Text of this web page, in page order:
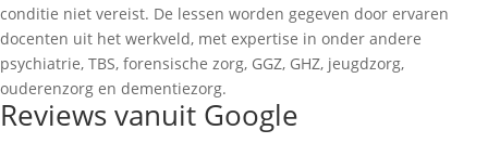
conditie niet vereist. De lessen worden gegeven door ervaren
docenten uit het werkveld, met expertise in onder andere
psychiatrie, TBS, forensische zorg, GGZ, GHZ, jeugdzorg,
ouderenzorg en dementiezorg.
Reviews vanuit Google